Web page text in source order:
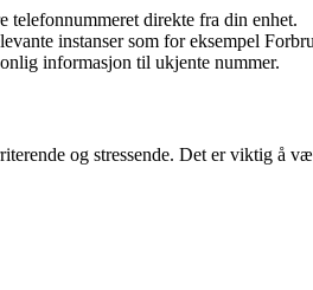
telefonnummeret direkte fra din enhet.
instanser som for eksempel
informasjon til ukjente nummer.
og stressende. Det er viktig å